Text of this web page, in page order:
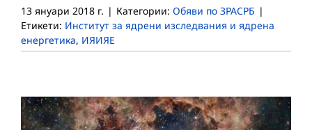
13 януари 2018 г. | Категории: Обяви по ЗРАСРБ |
Етикети: Институт за ядрени изследвания и ядрена
енергетика, ИЯИЯЕ